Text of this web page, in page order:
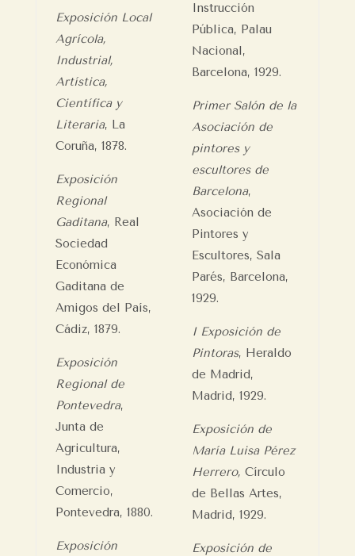
Exposición Local
Agrícola,
Industrial,
Artística,
Científica y
Literaria, La
Coruña, 1878.
Exposición
Regional
Gaditana, Real
Sociedad
Económica
Gaditana de
Amigos del País,
Cádiz, 1879.
Exposición
Regional de
Pontevedra,
Junta de
Agricultura,
Industria y
Comercio,
Pontevedra, 1880.
Exposición
Instrucción
Pública, Palau
Nacional,
Barcelona, 1929.
Primer Salón de la
Asociación de
pintores y
escultores de
Barcelona,
Asociación de
Pintores y
Escultores, Sala
Parés, Barcelona,
1929.
I Exposición de
Pintoras, Heraldo
de Madrid,
Madrid, 1929.
Exposición de
María Luisa Pérez
Herrero, Círculo
de Bellas Artes,
Madrid, 1929.
Exposición de